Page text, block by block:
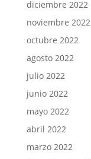
diciembre 2022
noviembre 2022
octubre 2022
agosto 2022
julio 2022
junio 2022
mayo 2022
abril 2022
marzo 2022